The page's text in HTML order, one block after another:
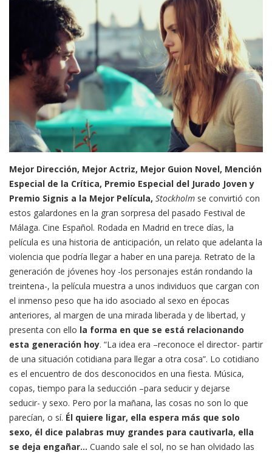
Mejor Dirección, Mejor Actriz, Mejor Guion Novel, Mención
Especial de la Crítica, Premio Especial del Jurado Joven y
Premio Signis a la Mejor Película, Stockholm se convirtió con
estos galardones en la gran sorpresa del pasado Festival de
Málaga. Cine Español. Rodada en Madrid en trece días, la
película es una historia de anticipación, un relato que adelanta la
violencia que podría llegar a haber en una pareja. Retrato de la
generación de jóvenes hoy -los personajes están rondando la
treintena-, la película muestra a unos individuos que cargan con
el inmenso peso que ha ido asociado al sexo en épocas
anteriores, al margen de una mirada liberada y de libertad, y
presenta con ello la forma en que se está relacionando
esta generación hoy. “La idea era –reconoce el director- partir
de una situación cotidiana para llegar a otra cosa”. Lo cotidiano
es el encuentro de dos desconocidos en una fiesta. Música,
copas, tiempo para la seducción –para seducir y dejarse
seducir- y sexo. Pero por la mañana, las cosas no son lo que
parecían, o sí. Él quiere ligar, ella espera más que solo
sexo, él dice palabras muy grandes para cautivarla, ella
se deja engañar… Cuando sale el sol, no se han olvidado las